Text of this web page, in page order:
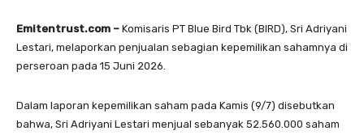
Emitentrust.com – Komisaris PT Blue Bird Tbk (BIRD), Sri Adriyani
Lestari, melaporkan penjualan sebagian kepemilikan sahamnya di
perseroan pada 15 Juni 2026.
Dalam laporan kepemilikan saham pada Kamis (9/7) disebutkan
bahwa, Sri Adriyani Lestari menjual sebanyak 52.560.000 saham